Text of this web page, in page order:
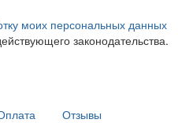
моих персональных данных
законодательства.
Отзывы